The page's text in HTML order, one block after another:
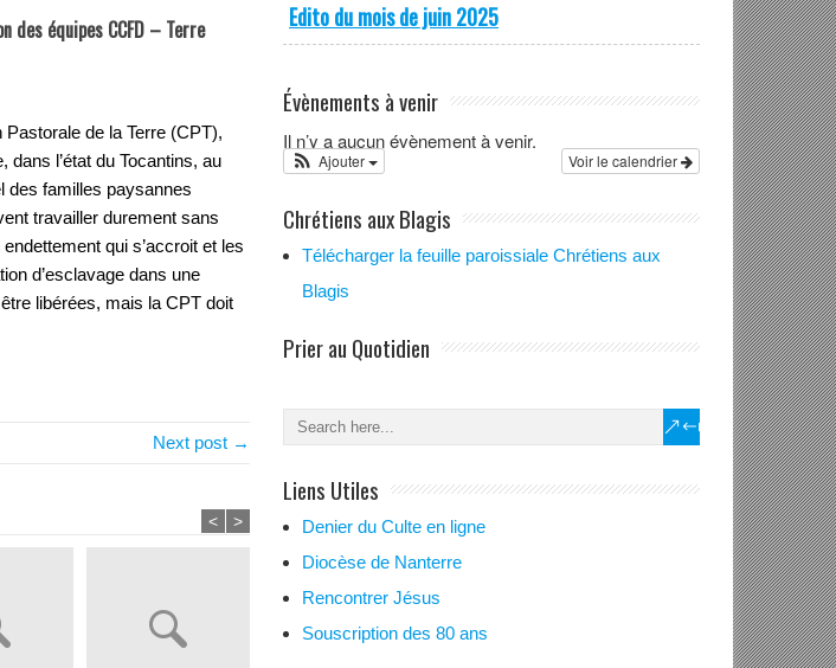
des équipes CCFD – Terre
de la Terre (CPT),
dans l’état du Tocantins, au
des familles paysannes
travailler durement sans
qui s’accroit et les
d’esclavage dans une
libérées, mais la CPT doit
Next post →
< >
Edito du mois de juin 2025
Évènements à venir
Il n’y a aucun évènement à venir.
Voir le calendrier
Ajouter
Chrétiens aux Blagis
Télécharger la feuille paroissiale Chrétiens aux
Blagis
Prier au Quotidien
Liens Utiles
Denier du Culte en ligne
Diocèse de Nanterre
Rencontrer Jésus
Souscription des 80 ans